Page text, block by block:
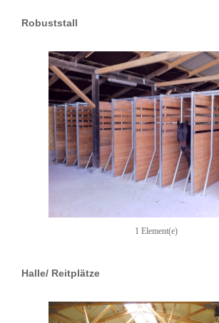
Robuststall
1 Element(e)
Halle/ Reitplätze